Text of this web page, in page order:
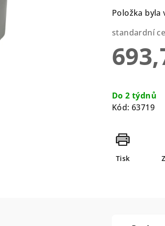
hvězdiček.
Položka
standardní
cena:
Do 2 týdnů
Kód: 63719
Tisk